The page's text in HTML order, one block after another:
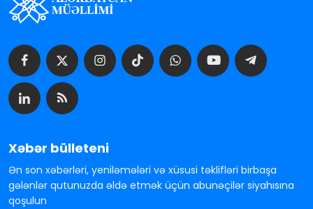
Xəbər bülleteni
Ən son xəbərləri, yeniləmələri və xüsusi təklifləri birbaşa
gələnlər qutunuzda əldə etmək üçün abunəçilər siyahısına
qoşulun